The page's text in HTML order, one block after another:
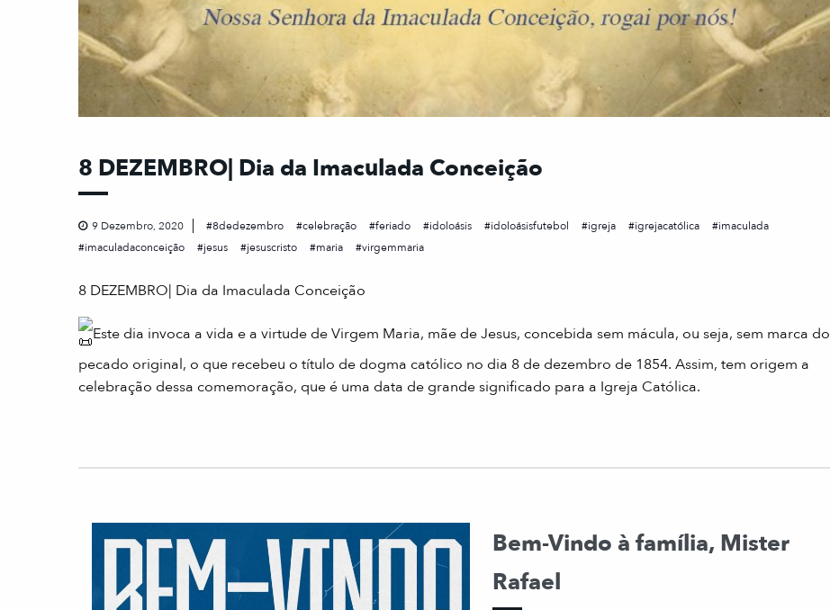
8 DEZEMBRO| Dia da Imaculada Conceição
9 Dezembro, 2020 8dedezembro celebração feriado idoloásis idoloásisfutebol igreja igrejacatólica
imaculada
imaculadaconceição
jesus jesuscristo maria virgemmaria
8 DEZEMBRO| Dia da Imaculada Conceição
Este dia invoca a vida e a virtude de Virgem Maria, mãe de Jesus, concebida sem mácula, ou seja, sem marca do
pecado original, o que recebeu o título de dogma católico no dia 8 de dezembro de 1854. Assim, tem origem a
celebração dessa comemoração, que é uma data de grande significado para a Igreja Católica.
Bem-Vindo à família, Mister
Rafael